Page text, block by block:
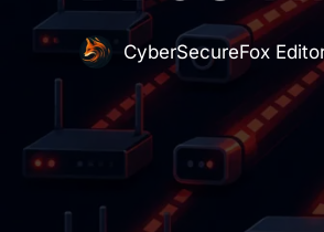
CyberSecureFox